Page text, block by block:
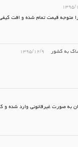
۱۲/۱۰
متوجه قیمت تمام شده و افت
۱۳۹۵/۱۲/۹
۵۰ درصد پوشاک وارداتی به ایران به صورت غیرقانونی